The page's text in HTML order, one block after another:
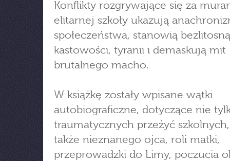
Konflikty rozgrywające się za
elitarnej szkoły ukazują
społeczeństwa, stanowią
kastowości, tyranii i demaskują mit
brutalnego macho.
W książkę zostały wpisane wątki
autobiograficzne, dotyczące nie
traumatycznych przeżyć
także nieznanego ojca, roli matki,
przeprowadzki do Limy, poczucia